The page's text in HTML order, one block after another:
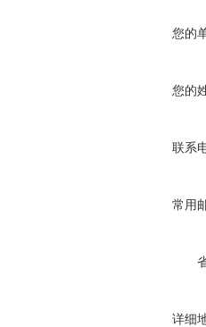
您的
您的
联系
常用
详细